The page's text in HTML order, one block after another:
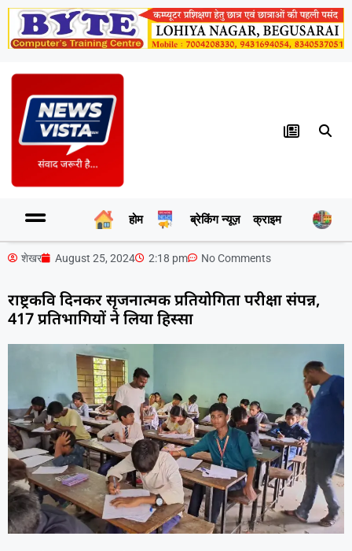
होम ब्रेकिंग न्यूज़ क्राइम
शेखर August 25, 2024 2:18 pm No Comments
राष्ट्रकवि दिनकर सृजनात्मक प्रतियोगिता परीक्षा संपन्न,
417 प्रतिभागियों ने लिया हिस्सा